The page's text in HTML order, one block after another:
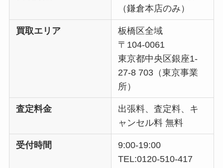
（鎌倉本店のみ）
買取エリア
板橋区全域
〒104-0061
東京都中央区銀座1-
27-8 703（東京事業
所）
査定料金
出張料、査定料、キ
ャンセル料 無料
受付時間
9:00-19:00
TEL:0120-510-417